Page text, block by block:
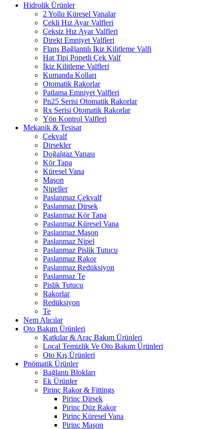
Hidrolik Ürünler
2 Yollu Küresel Vanalar
Çekli Hız Ayar Valfleri
Çeksiz Hız Ayar Valfleri
Direkt Emniyet Valfleri
Flanş Bağlantılı İkiz Kilitleme Valfi
Hat Tipi Popetli Çek Valf
İkiz Kilitleme Valfleri
Kumanda Kolları
Otomatik Rakorlar
Patlama Emniyet Valfleri
Pn25 Serisi Otomatik Rakorlar
Rx Serisi Otomatik Rakorlar
Yön Kontrol Valfleri
Mekanik & Tesisat
Çekvalf
Dirsekler
Doğalgaz Vanası
Kör Tapa
Küresel Vana
Maşon
Nipeller
Paslanmaz Çekvalf
Paslanmaz Dirsek
Paslanmaz Kör Tapa
Paslanmaz Küresel Vana
Paslanmaz Maşon
Paslanmaz Nipel
Paslanmaz Pislik Tutucu
Paslanmaz Rakor
Paslanmaz Redüksiyon
Paslanmaz Te
Pislik Tutucu
Rakorlar
Redüksiyon
Te
Nem Alıcılar
Oto Bakım Ürünleri
Katkılar & Araç Bakım Ürünleri
Local Temizlik Ve Oto Bakım Ürünleri
Oto Kış Ürünleri
Pnömatik Ürünler
Bağlantı Blokları
Ek Ürünler
Pirinç Rakor & Fittings
Pirinç Dirsek
Pirinç Düz Rakor
Pirinç Küresel Vana
Pirinç Maşon